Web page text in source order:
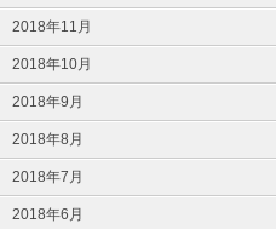
2018年11月
2018年10月
2018年9月
2018年8月
2018年7月
2018年6月